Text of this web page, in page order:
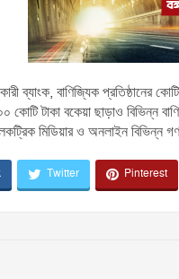
ব্যাংক, বাণিজ্যিক প্রতিষ্ঠানের
কোটি টাকা বকেয়া ছাড়াও বিভিন্ন
মিডিয়ার ও অনলাইন বিভিন্ন
Twitter Pinterest